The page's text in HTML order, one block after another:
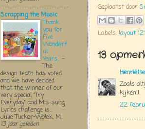
Geplaatst door
Labels: layout
13
Henriëtte
Zoals
kijken!!
22
Scrapping the Music
Thank
you for
Five
Wonderf
ul
Years... -
The
design team has voted
and we have decided
that the winner of our
very special "Try
Everyday" and Mis-sung
Lyrics challenge is...
Julie Tucker-Wolek, M...
13 jaar geleden